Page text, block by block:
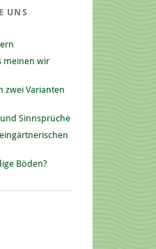
UNS
meinen wir
zwei Varianten
Sinnsprüche
Böden?